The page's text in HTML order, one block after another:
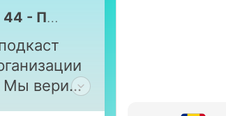
44 - Падкасты ў чаканні Насты: как помочь людям с опытом бездомности?
Мы верим